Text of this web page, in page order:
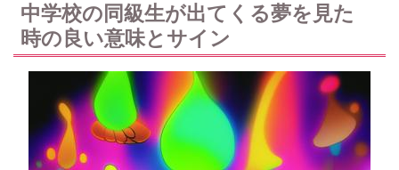
中学校の同級生が出てくる夢を見た
時の良い意味とサイン